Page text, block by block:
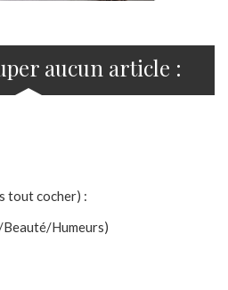
aucun article :
tout cocher) :
Humeurs)